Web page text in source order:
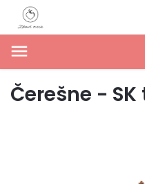
Čerešne - SK